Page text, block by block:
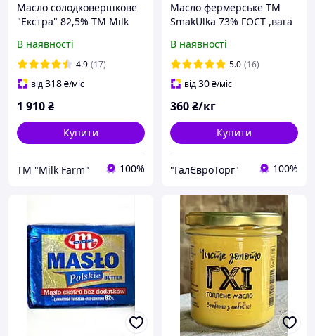
Масло солодковершкове
"Екстра" 82,5% ТМ Milk
В наявності
4.9 (17)
від318₴/міс
1 910₴
Купити
ТМ "Milk Farm" 100%
Масло фермерське ТМ
SmakUlka 73% ГОСТ ,вага
В наявності
5.0 (16)
від30₴/міс
360₴/кг
Купити
"ГалЄвроТорг" 100%